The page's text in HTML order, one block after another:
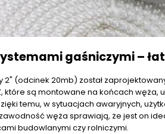
gaśniczymi –
2" (odcinek 20mb) został
które są montowane na końcach
temu, w sytuacjach awaryjnych,
węża sprawiają, że jest on
budowlanymi czy rolniczymi.